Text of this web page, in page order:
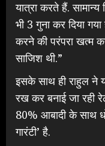
यात्रा करते हैं. सामान्य
भी 3 गुना कर दिया
करने की परंपरा खत्म
साजिश थी.”
इसके साथ ही राहुल ने
रख कर बनाई जा रही
80% आबादी के साथ
गारंटी’ है.